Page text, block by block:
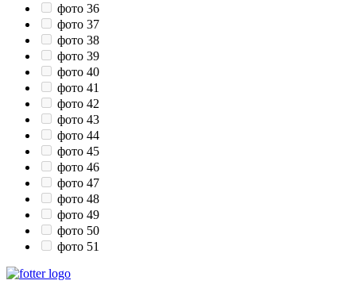
фото 36
фото 37
фото 38
фото 39
фото 40
фото 41
фото 42
фото 43
фото 44
фото 45
фото 46
фото 47
фото 48
фото 49
фото 50
фото 51